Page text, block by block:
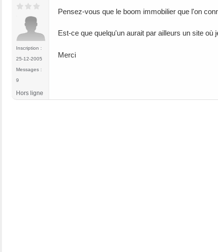
Inscription :
25-12-2005
Messages :
9
Pensez-vous que le boom immobilier que l'on
Est-ce que quelqu'un aurait par ailleurs un site
Merci
Hors ligne